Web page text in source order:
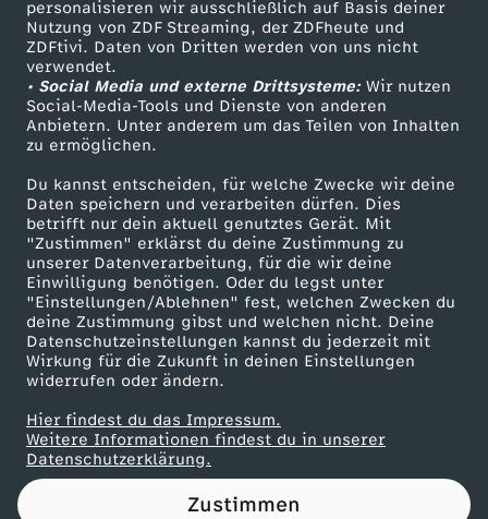
personalisieren wir ausschließlich auf Basis deiner
Nutzung von ZDF Streaming, der ZDFheute und
ZDFtivi. Daten von Dritten werden von uns nicht
verwendet.
• Social Media und externe Drittsysteme:Wir nutzen
Social-Media-Tools und Dienste von anderen
Anbietern. Unter anderem um das Teilen von Inhalten
zu ermöglichen.
Du kannst entscheiden, für welche Zwecke wir deine
Daten speichern und verarbeiten dürfen. Dies
betrifft nur dein aktuell genutztes Gerät. Mit
"Zustimmen" erklärst du deine Zustimmung zu
unserer Datenverarbeitung, für die wir deine
Einwilligung benötigen. Oder du legst unter
"Einstellungen/Ablehnen" fest, welchen Zwecken du
deine Zustimmung gibst und welchen nicht. Deine
Datenschutzeinstellungen kannst du jederzeit mit
Wirkung für die Zukunft in deinen Einstellungen
widerrufen oder ändern.
Hier findest du das Impressum.
Weitere Informationen findest du in unserer
Datenschutzerklärung.
Zustimmen
l
l
t
S
t
u
d
i
e
z
ZDF Unternehmen
Karriere
ZDF goes Schule
Werbefernsehen
Mainzelmännchen
Partner